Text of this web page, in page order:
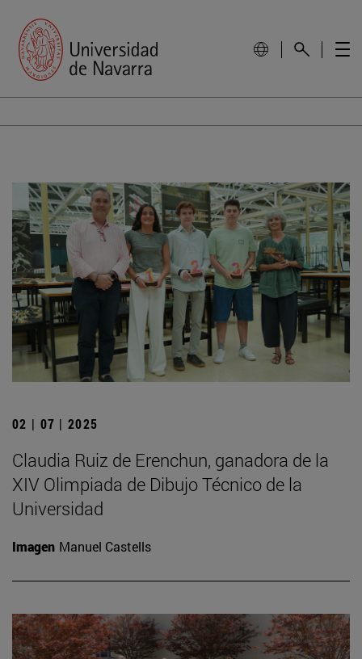
02 | 07 | 2025
Claudia Ruiz de Erenchun, ganadora de la
XIV Olimpiada de Dibujo Técnico de la
Universidad
Imagen Manuel Castells